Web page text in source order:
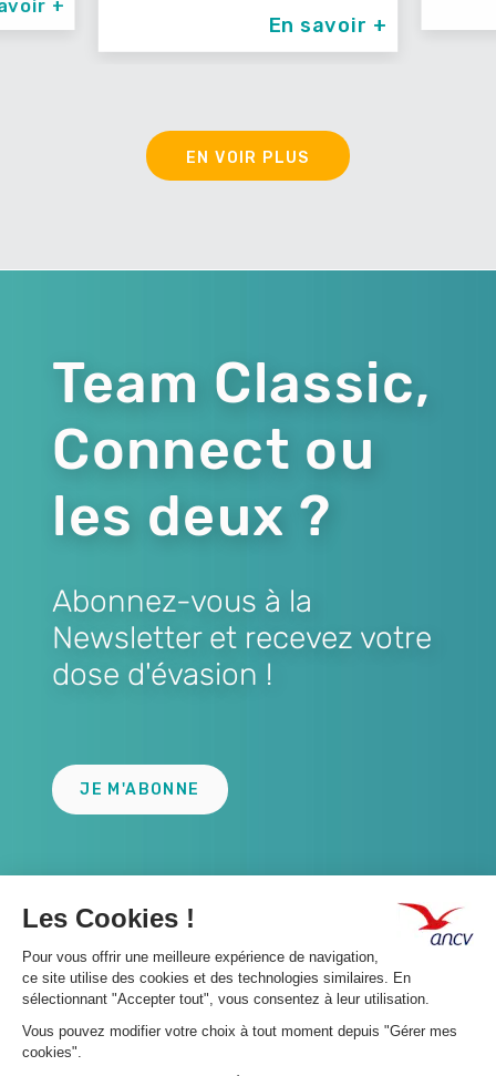
+
En savoir +
EN VOIR PLUS
Team Classic,
Connect ou
les deux ?
Abonnez-vous à la
Newsletter et recevez votre
dose d'évasion !
JE M'ABONNE
A propos 👇